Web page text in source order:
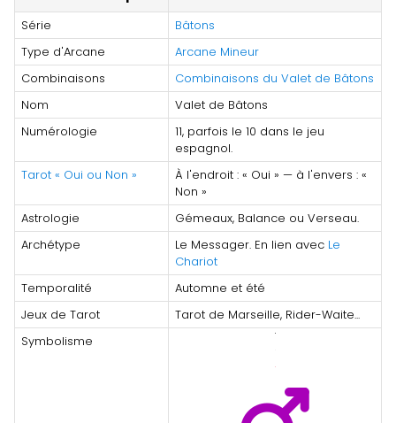
Série
Bâtons
Type d'Arcane
Arcane Mineur
Combinaisons
Combinaisons du Valet de Bâtons
Nom
Valet de Bâtons
Numérologie
11, parfois le 10 dans le jeu
espagnol.
Tarot « Oui ou Non »
À l'endroit : « Oui » — à l'envers : «
Non »
Astrologie
Gémeaux, Balance ou Verseau.
Archétype
Le Messager. En lien avec Le
Chariot
Temporalité
Automne et été
Jeux de Tarot
Tarot de Marseille, Rider-Waite...
Symbolisme